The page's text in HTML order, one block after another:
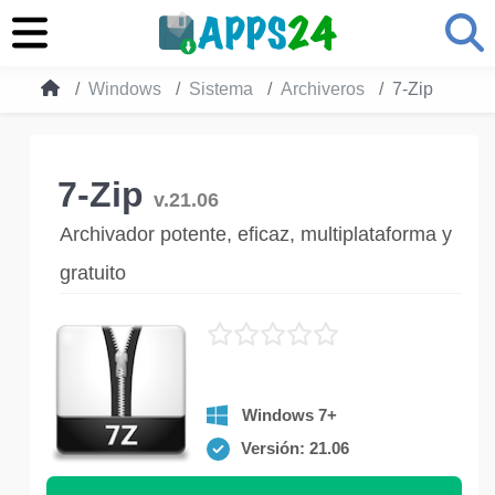
Windows Sistema Archiveros 7-Zip
7-Zip v.21.06
Archivador potente, eficaz, multiplataforma y
gratuito
Windows 7+
Versión: 21.06